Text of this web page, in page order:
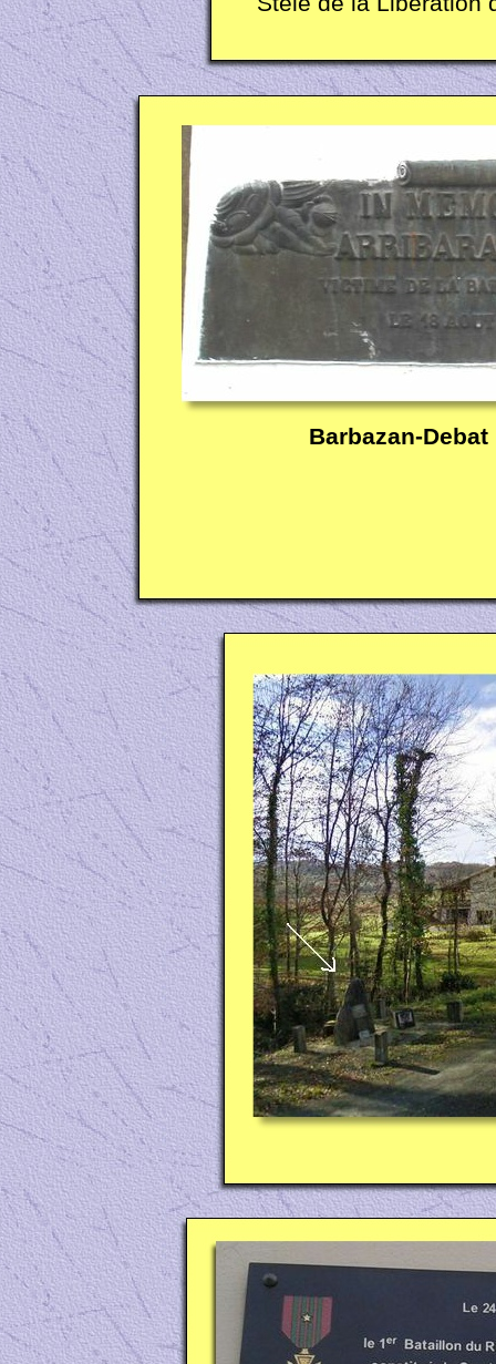
Barbazan-Debat